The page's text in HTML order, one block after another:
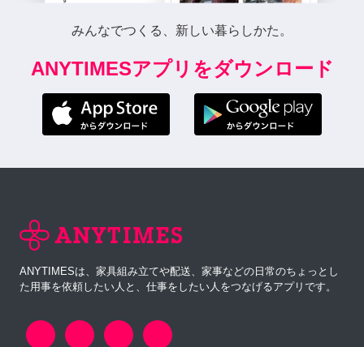
みんなでつくる、新しい暮らしかた。
ANYTIMESアプリをダウンロード
ANYTIMESは、家具組み立てや配送、家事などの日常のちょっとし
た用事を依頼したい人と、仕事をしたい人をつなげるアプリです。